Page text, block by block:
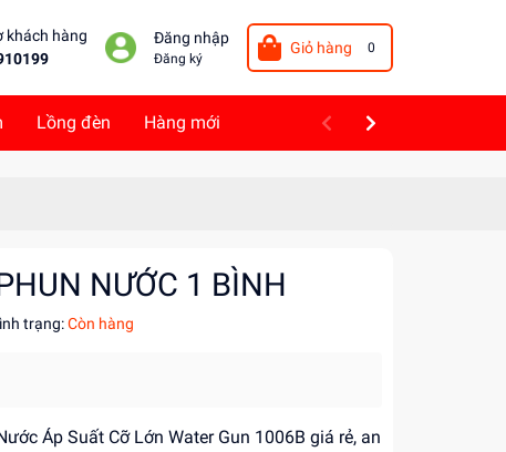
khách hàng
Đăng nhập
Đăng ký
Giỏ hàng 0
Lồng đèn Hàng mới
NƯỚC 1 BÌNH
trạng:Còn hàng
Áp Suất Cỡ Lớn Water Gun 1006B giá rẻ, an